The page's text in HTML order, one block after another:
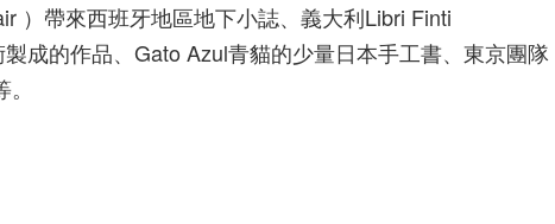
）帶來西班牙地區地下小誌、義大利Libri Finti
成的作品、Gato Azul青貓的少量日本手工書、東京團隊